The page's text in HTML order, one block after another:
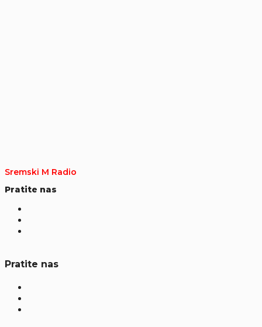
Sremski M Radio
Pratite nas
Pratite nas